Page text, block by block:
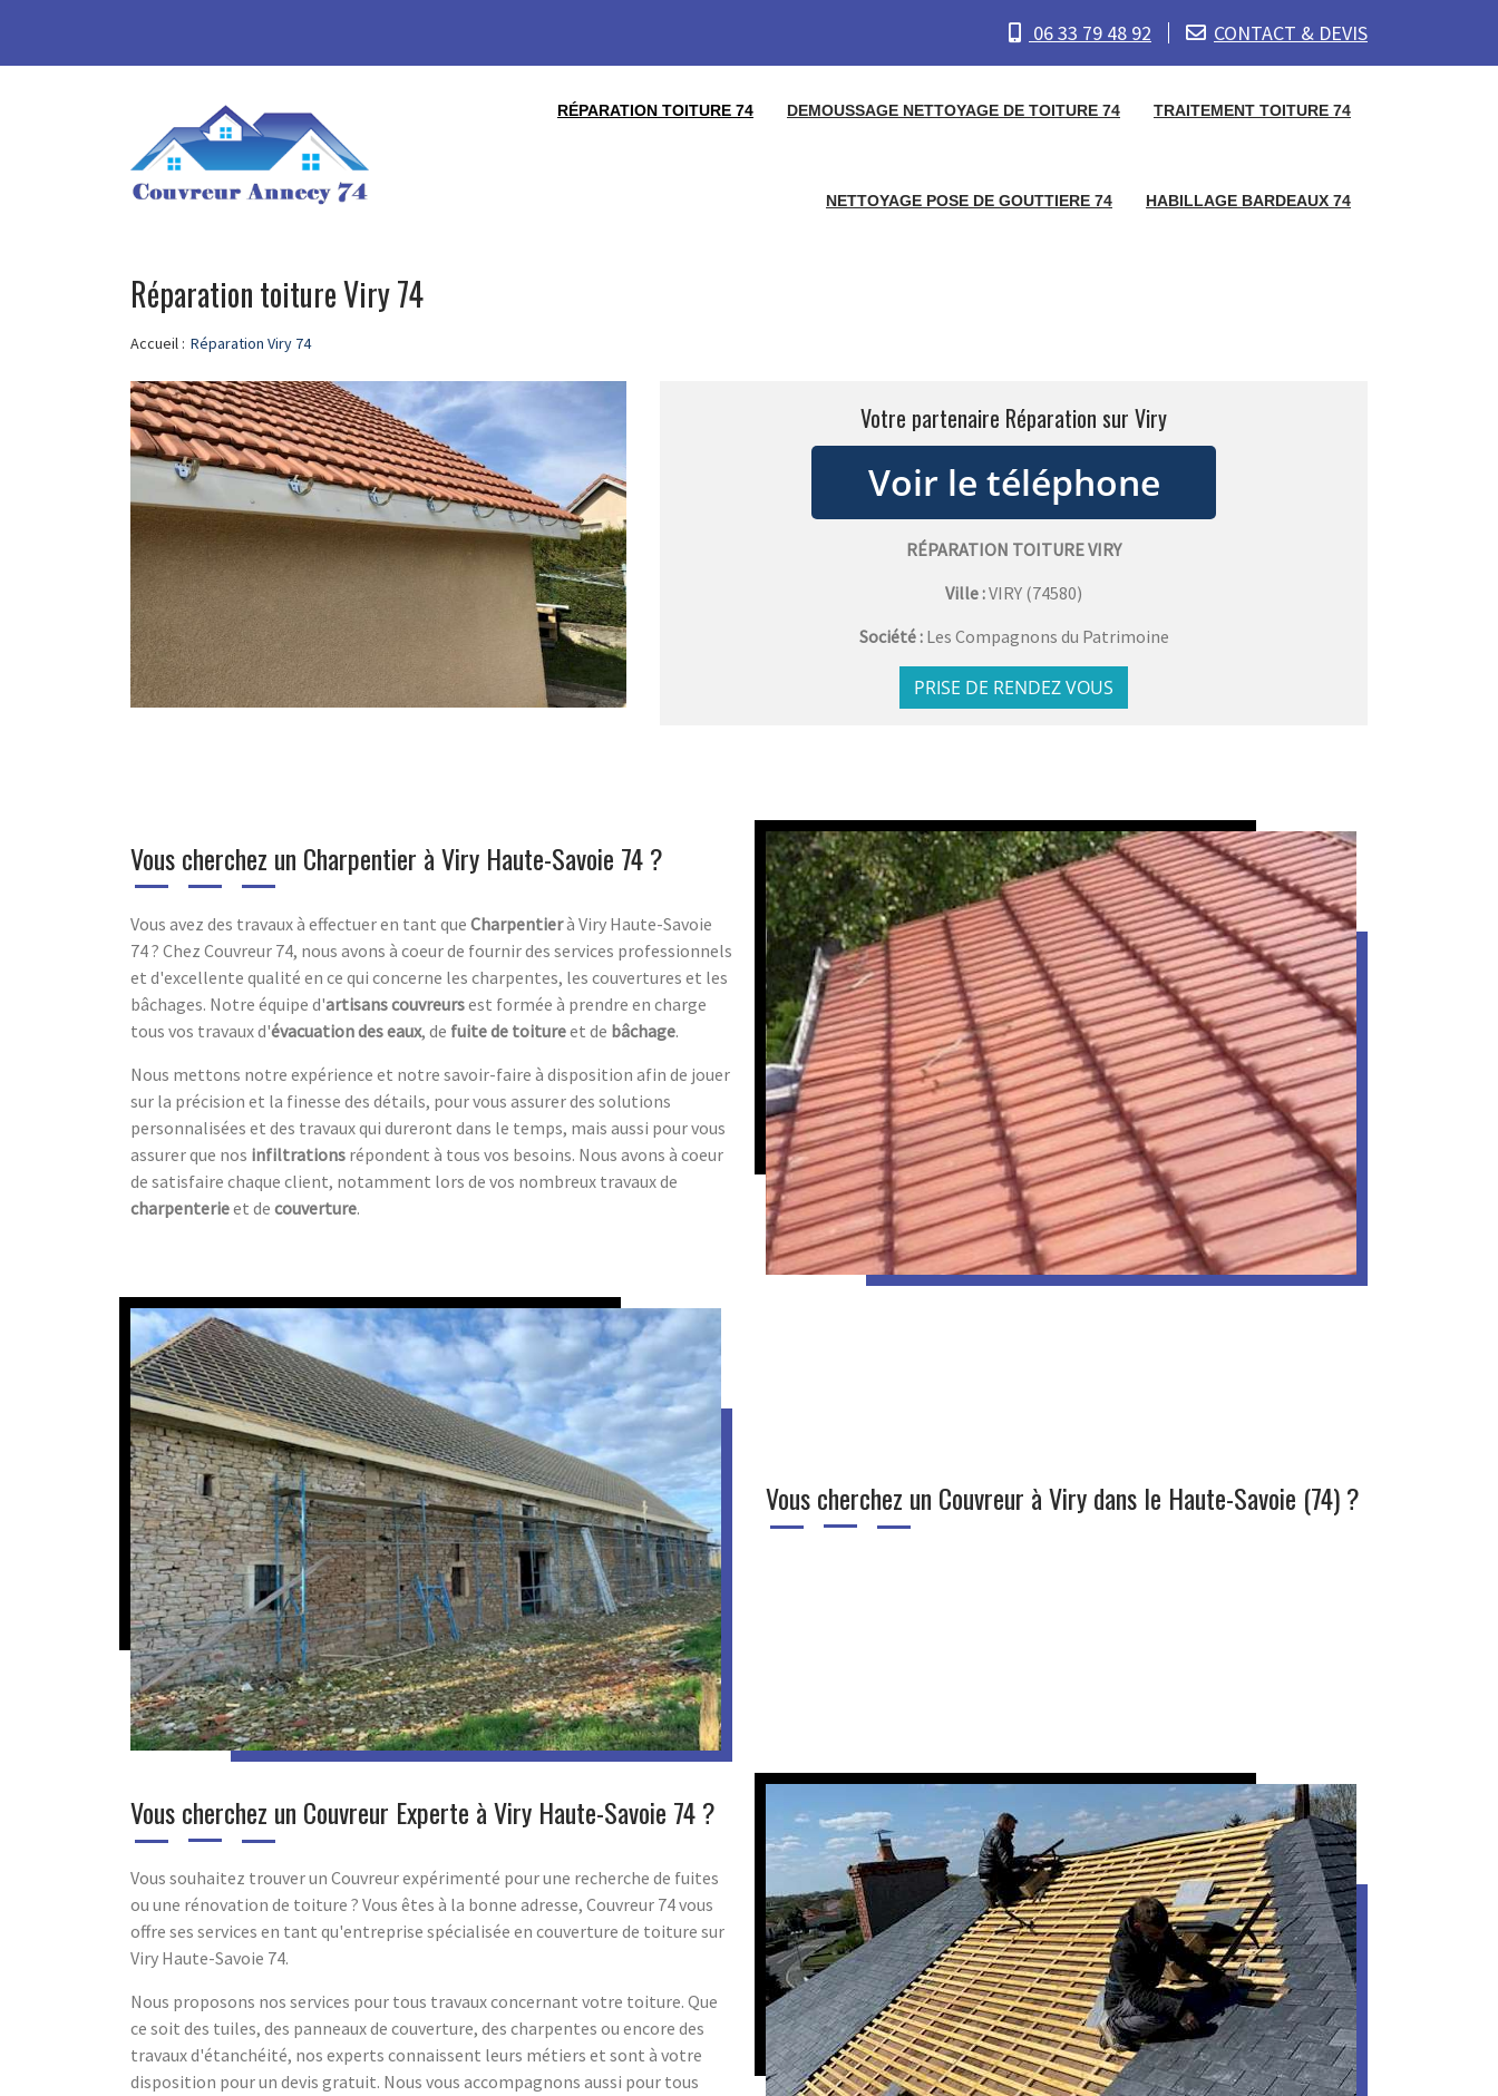
06 33 79 48 92 CONTACT & DEVIS
RÉPARATION TOITURE 74 DEMOUSSAGE NETTOYAGE DE TOITURE 74 TRAITEMENT TOITURE 74
NETTOYAGE POSE DE GOUTTIERE 74 HABILLAGE BARDEAUX 74
Réparation toiture Viry 74
Accueil : Réparation Viry 74
Votre partenaire Réparation sur Viry
RÉPARATION TOITURE VIRY
Ville :VIRY (74580)
Société : Les Compagnons du Patrimoine
PRISE DE RENDEZ VOUS
Vous cherchez un Charpentier à Viry Haute-Savoie 74 ?
Vous avez des travaux à effectuer en tant que Charpentierà Viry Haute-Savoie
74 ? Chez Couvreur 74, nous avons à coeur de fournir des services professionnels
et d'excellente qualité en ce qui concerne les charpentes, les couvertures et les
bâchages. Notre équipe d'artisans couvreursest formée à prendre en charge
tous vos travaux d'évacuation des eaux, de fuite de toitureet de bâchage.
Nous mettons notre expérience et notre savoir-faire à disposition afin de jouer
sur la précision et la finesse des détails, pour vous assurer des solutions
personnalisées et des travaux qui dureront dans le temps, mais aussi pour vous
assurer que nos infiltrations répondent à tous vos besoins. Nous avons à coeur
de satisfaire chaque client, notamment lors de vos nombreux travaux de
charpenterieet de couverture.
Vous cherchez un Couvreur à Viry dans le Haute-Savoie (74) ?
Vous cherchez un Couvreur Experte à Viry Haute-Savoie 74 ?
Vous souhaitez trouver un Couvreur expérimenté pour une recherche de fuites
ou une rénovation de toiture ? Vous êtes à la bonne adresse, Couvreur 74 vous
offre ses services en tant qu'entreprise spécialisée en couverture de toiture sur
Viry Haute-Savoie 74.
Nous proposons nos services pour tous travaux concernant votre toiture. Que
ce soit des tuiles, des panneaux de couverture, des charpentes ou encore des
travaux d'étanchéité, nos experts connaissent leurs métiers et sont à votre
disposition pour un devis gratuit. Nous vous accompagnons aussi pour tous